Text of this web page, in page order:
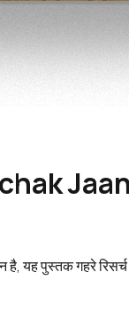
यह पुस्तक गहरे